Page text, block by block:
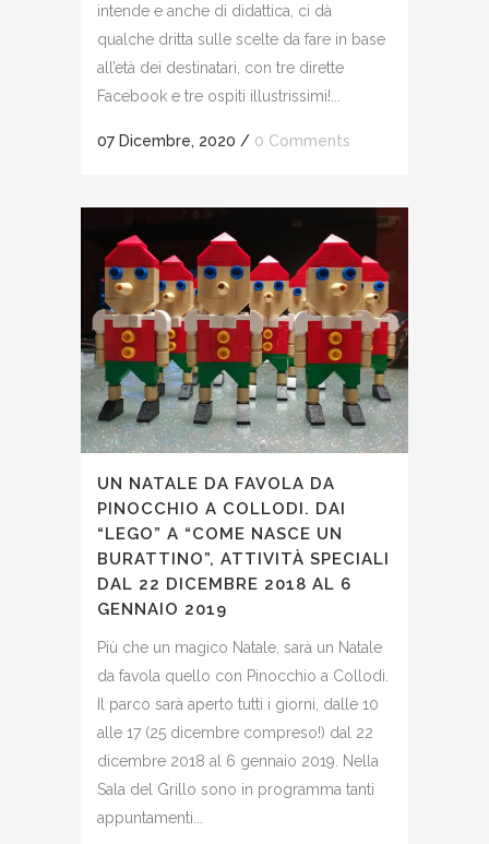
intende e anche di didattica, ci dà
qualche dritta sulle scelte da fare in base
all’età dei destinatari, con tre dirette
Facebook e tre ospiti illustrissimi!...
07 Dicembre, 2020 / 0 Comments
UN NATALE DA FAVOLA DA
PINOCCHIO A COLLODI. DAI
“LEGO” A “COME NASCE UN
BURATTINO”, ATTIVITÀ SPECIALI
DAL 22 DICEMBRE 2018 AL 6
GENNAIO 2019
Più che un magico Natale, sarà un Natale
da favola quello con Pinocchio a Collodi.
Il parco sarà aperto tutti i giorni, dalle 10
alle 17 (25 dicembre compreso!) dal 22
dicembre 2018 al 6 gennaio 2019. Nella
Sala del Grillo sono in programma tanti
appuntamenti...